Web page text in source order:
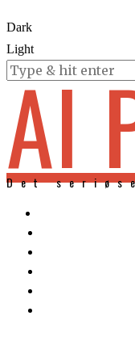
Dark
Light
KURSER
AI
Det